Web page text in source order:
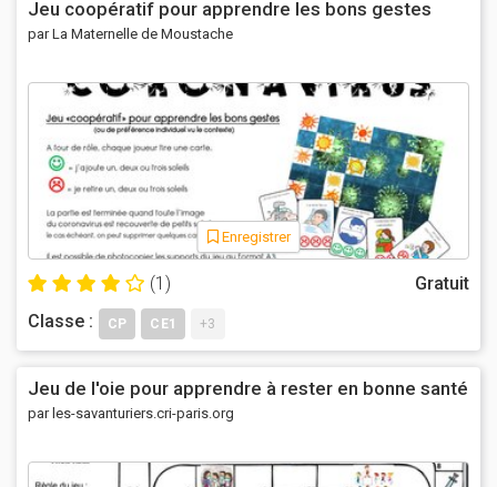
Jeu coopératif pour apprendre les bons gestes
par La Maternelle de Moustache
Enregistrer
(1)
Gratuit
Classe :
CP CE1 +3
Jeu de l'oie pour apprendre à rester en bonne santé
par les-savanturiers.cri-paris.org